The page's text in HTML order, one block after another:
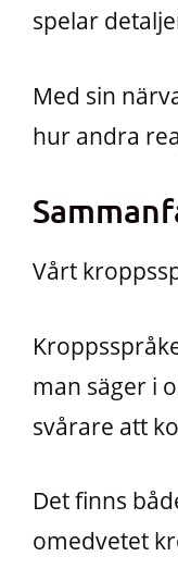
spelar
Med sin
hur andra
Vårt
man säger i
svårare att
Det finns
omedvetet